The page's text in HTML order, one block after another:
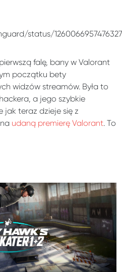
status/
falę, bany w Valorant
początku bety
widzów streamów. Była to
a jego szybkie
jak teraz dzieje się z
udaną premierę Valorant. To